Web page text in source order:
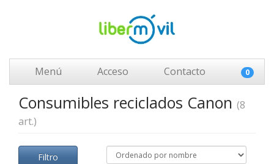
Menú Acceso Contacto 0
Consumibles reciclados Canon (8
art.)
Filtro